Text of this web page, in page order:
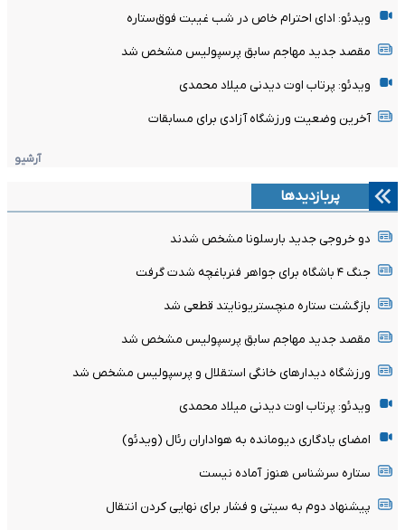
ویدئو: ادای احترام خاص در شب غیبت فوق‌ستاره
مقصد جدید مهاجم سابق پرسپولیس مشخص شد
ویدئو: پرتاب اوت دیدنی میلاد محمدی
آخرین وضعیت ورزشگاه آزادی برای مسابقات
آرشیو
پربازدیدها
دو خروجی جدید بارسلونا مشخص شدند
جنگ ۴ باشگاه برای جواهر فنرباغچه شدت گرفت
بازگشت ستاره منچستریونایتد قطعی شد
مقصد جدید مهاجم سابق پرسپولیس مشخص شد
ورزشگاه دیدارهای خانگی استقلال و پرسپولیس مشخص شد
ویدئو: پرتاب اوت دیدنی میلاد محمدی
امضای یادگاری دیومانده به هواداران رئال (ویدئو)
ستاره سرشناس هنوز آماده نیست
پیشنهاد دوم به سیتی و فشار برای نهایی کردن انتقال